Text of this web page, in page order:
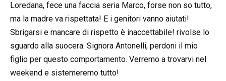
Loredana, fece una faccia seria Marco, forse non so tutto,
ma la madre va rispettata! E i genitori vanno aiutati!
Sbrigarsi e mancare di rispetto è inaccettabile! rivolse lo
sguardo alla suocera: Signora Antonelli, perdoni il mio
figlio per questo comportamento. Verremo a trovarvi nel
weekend e sistemeremo tutto!